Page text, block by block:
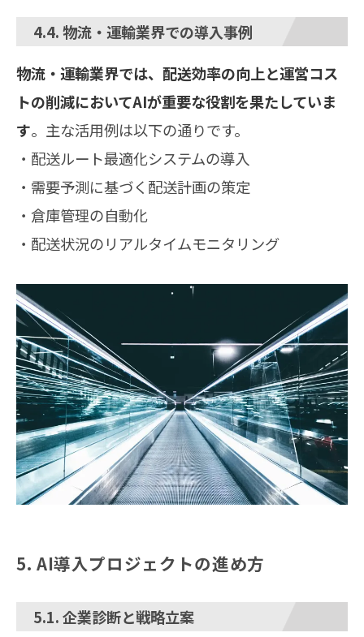
4.4. 物流・運輸業界での導入事例
物流・運輸業界では、配送効率の向上と運営コス
トの削減においてAIが重要な役割を果たしていま
す。主な活用例は以下の通りです。
・配送ルート最適化システムの導入
・需要予測に基づく配送計画の策定
・倉庫管理の自動化
・配送状況のリアルタイムモニタリング
5. AI導入プロジェクトの進め方
5.1. 企業診断と戦略立案